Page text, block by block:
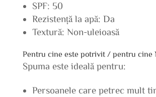
SPF: 50
Rezistență la apă: Da
Textură: Non-uleioasă
Pentru cine este potrivit / pentru cine
Spuma este ideală pentru:
Persoanele care petrec mult